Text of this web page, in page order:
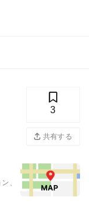
3
共有する
、